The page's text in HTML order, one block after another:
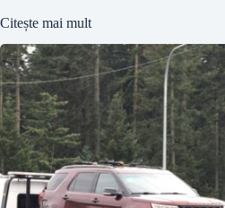
Citește mai mult